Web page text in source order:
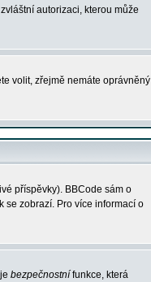
autorizaci, kterou může
volit, zřejmě nemáte oprávněný
příspěvky). BBCode sám o
se zobrazí. Pro více informací o
bezpečnostní funkce, která